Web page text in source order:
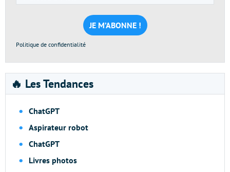
e-
mail
*
Politique de confidentialité
🔥 Les Tendances
ChatGPT
Aspirateur robot
ChatGPT
Livres photos